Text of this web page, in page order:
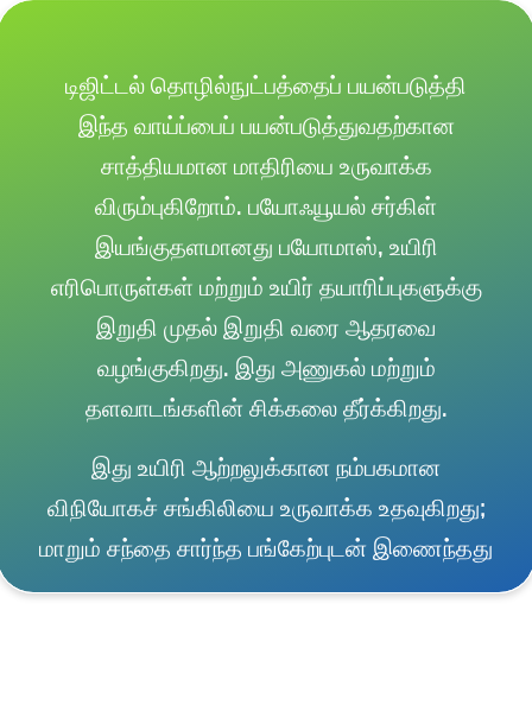
டிஜிட்டல் தொழில்நுட்பத்தைப் பயன்படுத்தி
இந்த வாய்ப்பைப் பயன்படுத்துவதற்கான
சாத்தியமான மாதிரியை உருவாக்க
விரும்புகிறோம். பயோஃயூயல் சர்கிள்
இயங்குதளமானது பயோமாஸ், உயிரி
எரிபொருள்கள் மற்றும் உயிர் தயாரிப்புகளுக்கு
இறுதி முதல் இறுதி வரை ஆதரவை
வழங்குகிறது. இது அணுகல் மற்றும்
தளவாடங்களின் சிக்கலை தீர்க்கிறது.
இது உயிரி ஆற்றலுக்கான நம்பகமான
விநியோகச் சங்கிலியை உருவாக்க உதவுகிறது;
மாறும் சந்தை சார்ந்த பங்கேற்புடன் இணைந்தது